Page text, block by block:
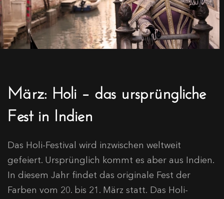
März: Holi – das ursprüngliche
Fest in Indien
Das Holi-Festival wird inzwischen weltweit
gefeiert. Ursprünglich kommt es aber aus Indien.
In diesem Jahr findet das originale Fest der
Farben vom 20. bis 21. März statt. Das Holi-